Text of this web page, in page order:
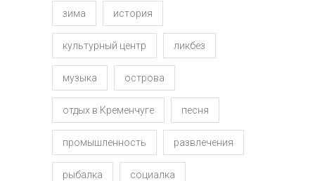
зима история
культурный центр ликбез
музыка острова
отдых в Кременчуге песня
промышленность развлечения
рыбалка социалка